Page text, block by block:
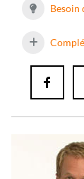
Besoin